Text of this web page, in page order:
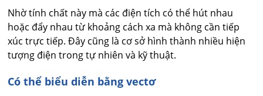
Nhờ tính chất này mà các điện tích có thể hút nhau
hoặc đẩy nhau từ khoảng cách xa mà không cần tiếp
xúc trực tiếp. Đây cũng là cơ sở hình thành nhiều hiện
tượng điện trong tự nhiên và kỹ thuật.
Có thể biểu diễn bằng vectơ